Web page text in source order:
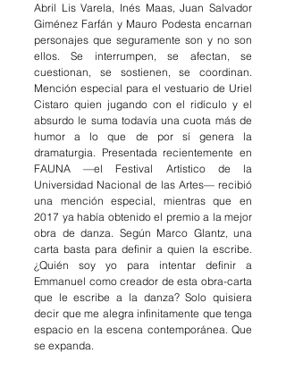
Abril Lis Varela, Inés Maas, Juan Salvador
Giménez Farfán y Mauro Podesta encarnan
personajes que seguramente son y no son
ellos. Se interrumpen, se afectan, se
cuestionan, se sostienen, se coordinan.
Mención especial para el vestuario de Uriel
Cistaro quien jugando con el ridículo y el
absurdo le suma todavía una cuota más de
humor a lo que de por sí genera la
dramaturgia. Presentada recientemente en
FAUNA —el Festival Artístico de la
Universidad Nacional de las Artes— recibió
una mención especial, mientras que en
2017 ya había obtenido el premio a la mejor
obra de danza. Según Marco Glantz, una
carta basta para definir a quien la escribe.
¿Quién soy yo para intentar definir a
Emmanuel como creador de esta obra-carta
que le escribe a la danza? Solo quisiera
decir que me alegra infinitamente que tenga
espacio en la escena contemporánea. Que
se expanda.